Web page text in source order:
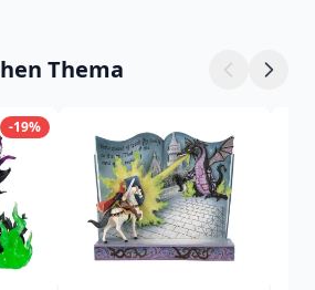
Thema
-19%